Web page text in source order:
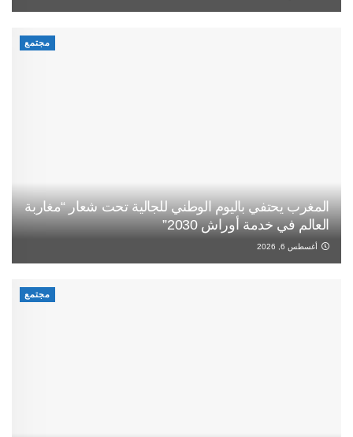
مجتمع
المغرب يحتفي باليوم الوطني للجالية تحت شعار “مغاربة
العالم في خدمة أوراش 2030”
أغسطس 6, 2026
مجتمع